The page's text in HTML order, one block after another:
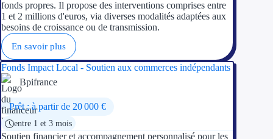
fonds propres. Il propose des interventions comprises entre
1 et 2 millions d'euros, via diverses modalités adaptées aux
besoins de croissance ou de transmission.
En savoir plus
Fonds Impact Local - Soutien aux commerces indépendants
Bpifrance
Prêt : à partir de 20 000 €
entre 1 et 3 mois
Soutien financier et accompagnement personnalisé pour les